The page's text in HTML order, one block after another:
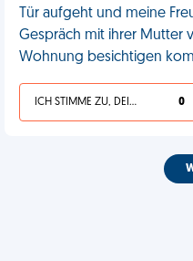
Tür aufgeht und meine
Gespräch mit ihrer Mutter
Wohnung besichtigen
ICH STIMME ZU, DEIN LEBEN IST SCHEISSE 0